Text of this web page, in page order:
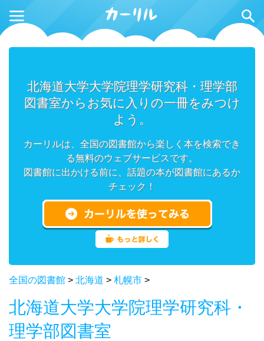
北海道大学大学院理学研究科・理学部
図書室からお気に入りの一冊をみつけ
よう。
カーリルは、全国の図書館から楽しく本を検索でき
る無料のウェブサービスです。
図書館に出かける前に、話題の本が図書館にあるか
チェック！
全国の図書館 > 北海道 > 札幌市 >
北海道大学大学院理学研究科・
理学部図書室